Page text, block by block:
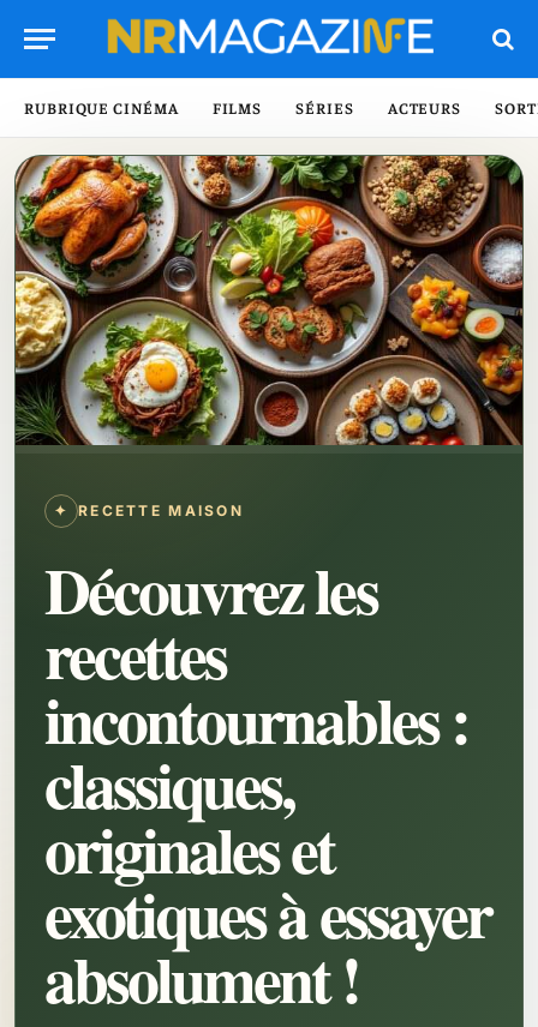
RUBRIQUE CINÉMA FILMS SÉRIES ACTEURS
✦ RECETTE MAISON
Découvrez les
recettes
incontournables :
classiques,
originales et
exotiques à essayer
absolument !